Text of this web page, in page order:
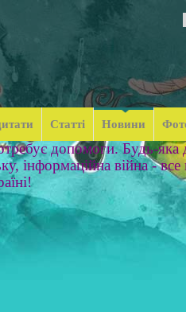
Статті Новини
допомоги. Будь-яка
інформаційна війна -